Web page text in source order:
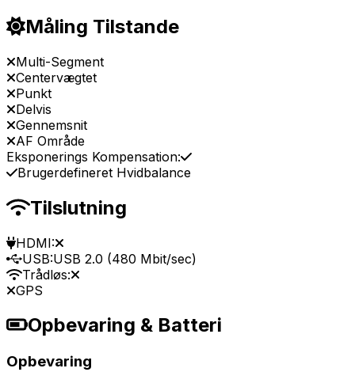
Måling Tilstande
Multi-Segment
Centervægtet
Punkt
Delvis
Gennemsnit
AF Område
Eksponerings Kompensation:
Brugerdefineret Hvidbalance
Tilslutning
HDMI:
USB:USB 2.0 (480 Mbit/sec)
Trådløs:
GPS
Opbevaring & Batteri
Opbevaring